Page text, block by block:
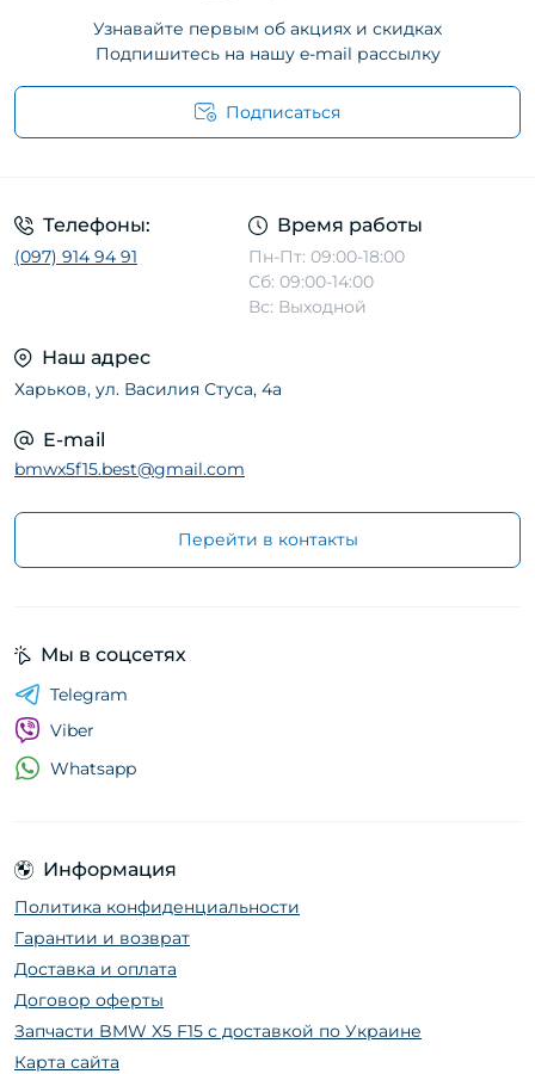
Узнавайте первым об акциях и скидках
Подпишитесь на нашу e-mail рассылку
Подписаться
Телефоны:
(097) 914 94 91
Время работы
Пн-Пт: 09:00-18:00
Сб: 09:00-14:00
Вс: Выходной
Наш адрес
Харьков, ул. Василия Стуса, 4а
E-mail
bmwx5f15.best@gmail.com
Перейти в контакты
Информация
Политика конфиденциальности
Гарантии и возврат
Доставка и оплата
Договор оферты
Запчасти BMW X5 F15 с доставкой по Украине
Карта сайта
Мы в соцсетях
Telegram
Viber
Whatsapp